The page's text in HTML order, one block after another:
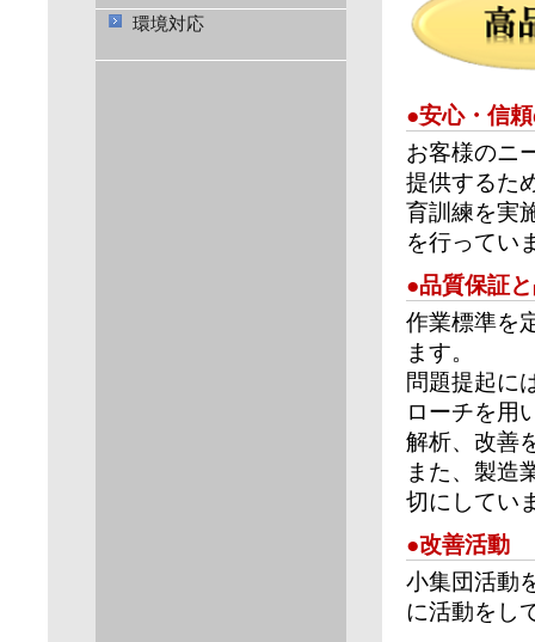
●安心・信
お客様のニ
提供するた
育訓練を実
を行ってい
●品質保証
作業標準を
ます。
問題提起に
ローチを用
解析、改善
また、製造
切にしてい
●改善活動
小集団活動
に活動をし